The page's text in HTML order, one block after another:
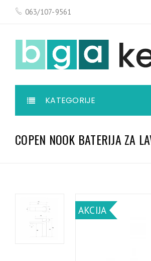
063/107-9561
KATEGORIJE
COPEN NOOK BATERIJA ZA
AKCIJA